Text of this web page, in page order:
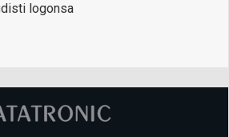
logonsa